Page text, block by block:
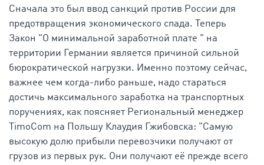
Сначала это был ввод санкций против России для
предотвращения экономического спада. Теперь
Закон "О минимальной заработной плате " на
территории Германии является причиной сильной
бюрократической нагрузки. Именно поэтому сейчас,
важнее чем когда-либо раньше, надо стараться
достичь максимального заработка на транспортных
поручениях, как поясняет Региональный менеджер
TimoCom на Польшу Клаудия Гжибовска: "Самую
высокую долю прибыли перевозчики получают от
грузов из первых рук. Они получают её прежде всего